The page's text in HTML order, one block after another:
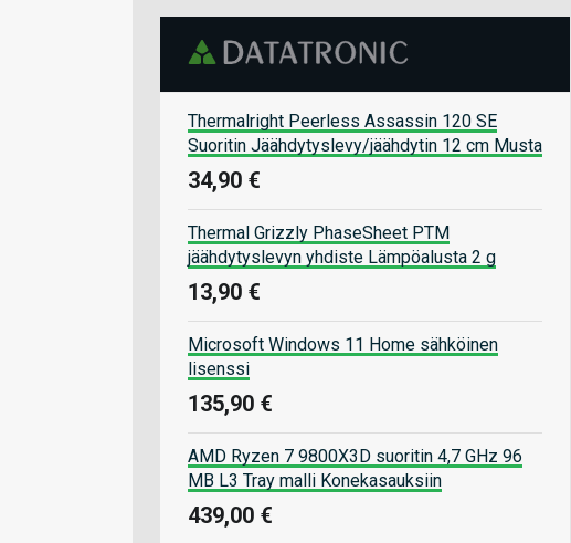
Thermalright Peerless Assassin 120 SE
Suoritin Jäähdytyslevy/jäähdytin 12 cm Musta
34,90 €
Thermal Grizzly PhaseSheet PTM
jäähdytyslevyn yhdiste Lämpöalusta 2 g
13,90 €
Microsoft Windows 11 Home sähköinen
lisenssi
135,90 €
AMD Ryzen 7 9800X3D suoritin 4,7 GHz 96
MB L3 Tray malli Konekasauksiin
439,00 €